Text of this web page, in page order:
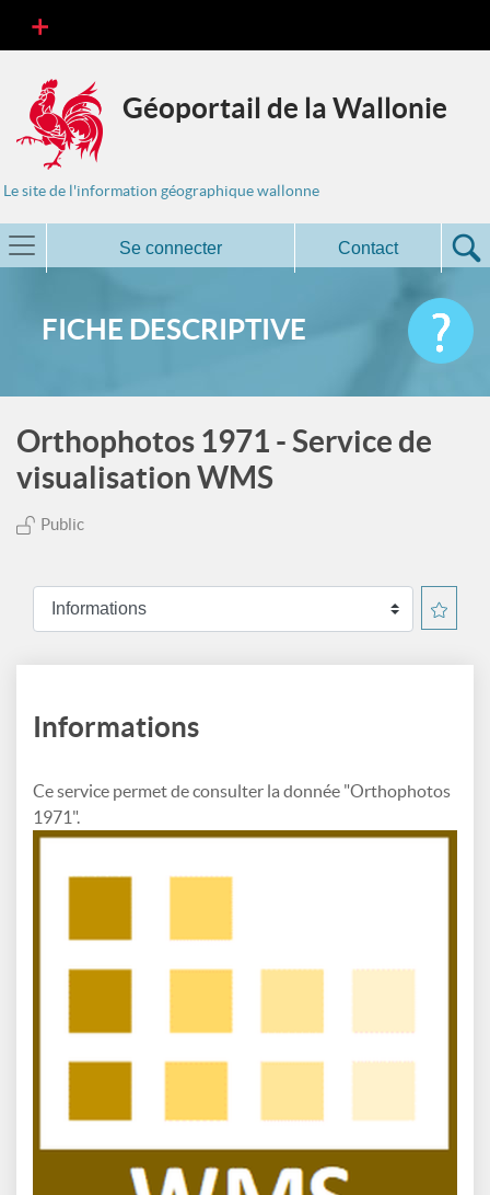
Géoportail de la Wallonie
Le site de l'information géographique wallonne
Se connecter Contact
FICHE DESCRIPTIVE
Orthophotos 1971 - Service de
visualisation WMS
Public
Informations
Ce service permet de consulter la donnée "Orthophotos
1971".